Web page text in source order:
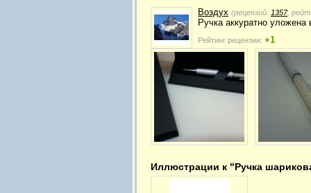
Воздух (рецензий: 1357,
Ручка аккуратно
Рейтинг рецензии: +1
Иллюстрации к "Ручка